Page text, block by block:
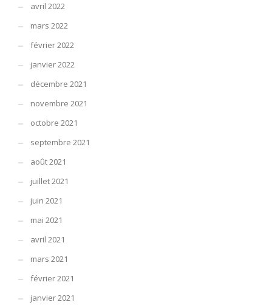
avril 2022
mars 2022
février 2022
janvier 2022
décembre 2021
novembre 2021
octobre 2021
septembre 2021
août 2021
juillet 2021
juin 2021
mai 2021
avril 2021
mars 2021
février 2021
janvier 2021